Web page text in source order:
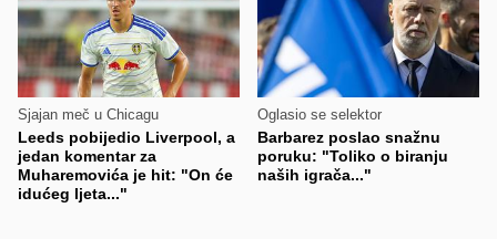
Sjajan meč u Chicagu
Leeds pobijedio Liverpool, a
jedan komentar za
Muharemovića je hit: "On će
idućeg ljeta..."
Oglasio se selektor
Barbarez poslao snažnu
poruku: "Toliko o biranju
naših igrača..."